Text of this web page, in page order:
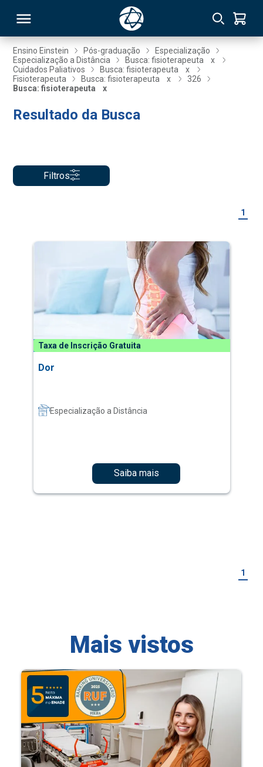
Ensino Einstein Pós-graduação
Especialização
Especialização a Distância
Busca: fisioterapeuta
x
Cuidados Paliativos
Busca: fisioterapeuta
x
Fisioterapeuta
Busca: fisioterapeuta x
326
Busca: fisioterapeuta
x
Resultado da Busca
Filtros
1
Taxa de Inscrição Gratuita
Dor
Especialização a Distância
Saiba mais
1
Mais vistos